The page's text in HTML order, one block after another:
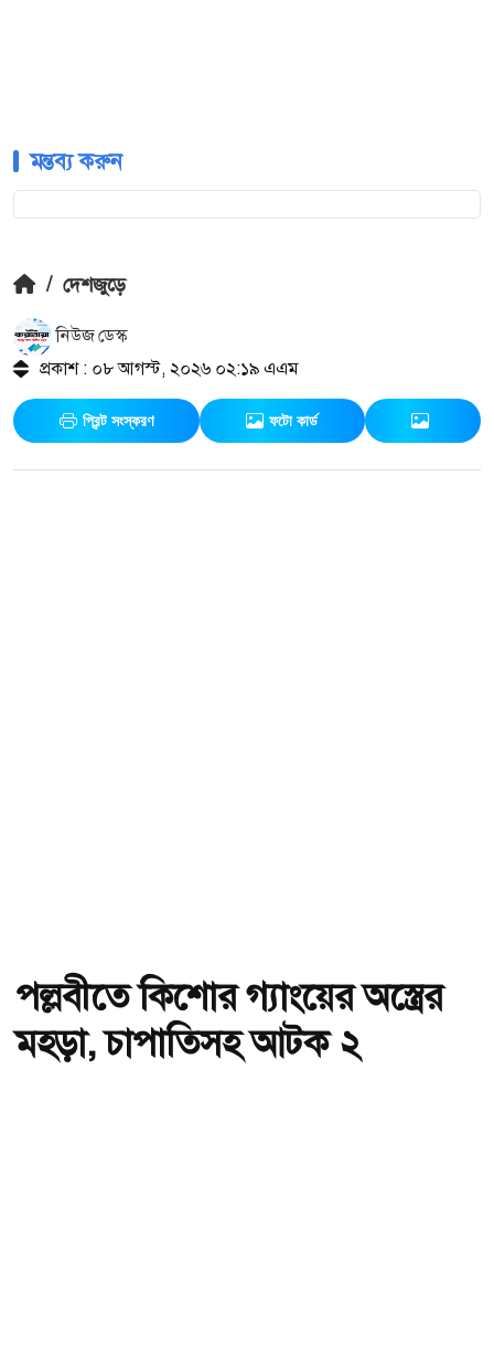
মন্তব্য করুন
/ দেশজুড়ে
নিউজ ডেস্ক
প্রকাশ : ০৮ আগস্ট, ২০২৬ ০২:১৯ এএম
প্রিন্ট সংস্করণ ফটো কার্ড
পল্লবীতে কিশোর গ্যাংয়ের অস্ত্রের
মহড়া, চাপাতিসহ আটক ২